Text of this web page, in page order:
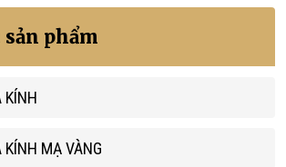
phẩm
KÍNH
MẠ VÀNG